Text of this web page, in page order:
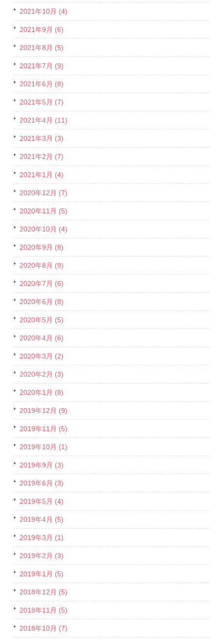
2021年10月 (4)
2021年9月 (6)
2021年8月 (5)
2021年7月 (9)
2021年6月 (8)
2021年5月 (7)
2021年4月 (11)
2021年3月 (3)
2021年2月 (7)
2021年1月 (4)
2020年12月 (7)
2020年11月 (5)
2020年10月 (4)
2020年9月 (8)
2020年8月 (9)
2020年7月 (6)
2020年6月 (8)
2020年5月 (5)
2020年4月 (6)
2020年3月 (2)
2020年2月 (3)
2020年1月 (8)
2019年12月 (9)
2019年11月 (5)
2019年10月 (1)
2019年9月 (3)
2019年6月 (3)
2019年5月 (4)
2019年4月 (5)
2019年3月 (1)
2019年2月 (3)
2019年1月 (5)
2018年12月 (5)
2018年11月 (5)
2018年10月 (7)